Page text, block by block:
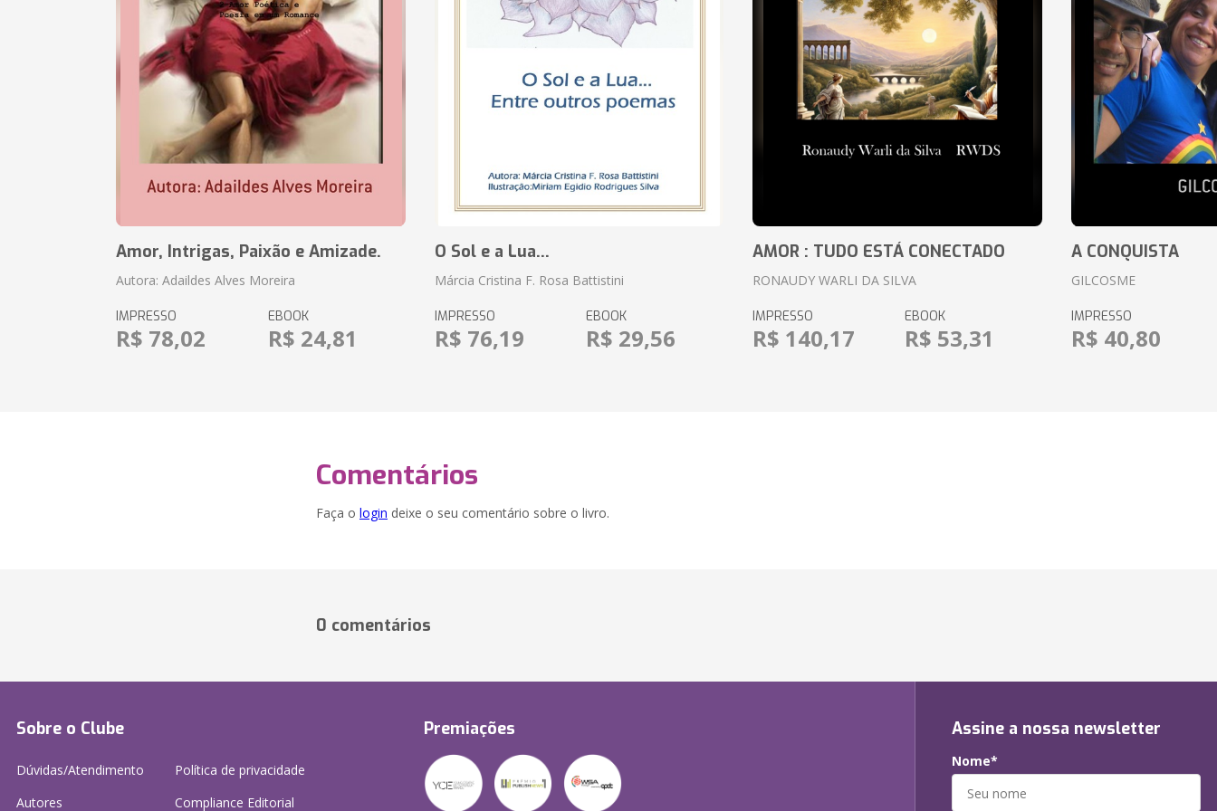
Amor, Intrigas, Paixão e Amizade.
Autora: Adaildes Alves Moreira
IMPRESSO
R$ 78,02
EBOOK
R$ 24,81
O Sol e a Lua...
Márcia Cristina F. Rosa Battistini
IMPRESSO
R$ 76,19
EBOOK
R$ 29,56
AMOR : TUDO ESTÁ CONECTADO
RONAUDY WARLI DA SILVA
IMPRESSO
R$ 140,17
EBOOK
R$ 53,31
A CONQUISTA
GILCOSME
IMPRESSO
R$ 40,80
Comentários
Faça o login deixe o seu comentário sobre o livro.
0 comentários
Sobre o Clube
Dúvidas/Atendimento
Autores
Política de privacidade
Compliance Editorial
Premiações Assine a nossa newsletter
Nome*